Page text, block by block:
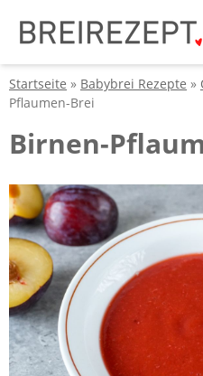
Startseite » Babybrei Rezepte »
Pflaumen-Brei
Birnen-